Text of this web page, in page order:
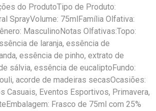
do ProdutoTipo de Produto:
SprayVolume: 75mlFamília Olfativa:
MasculinoNotas Olfativas:Topo:
de laranja, essência de
essência de pinho, extrato de
sálvia, essência de eucaliptoFundo:
acorde de madeiras secasOcasiões:
Casuais, Eventos Esportivos, Primavera,
Frasco de 75ml com 25%